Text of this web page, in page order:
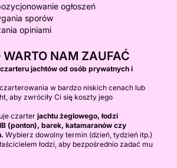
ogłoszeń
sporów
opiniami
WARTO NAM ZAUFAĆ
czarteru jachtów od osób prywatnych i
w bardzo niskich cenach lub
aby zwróciły Ci się koszty jego
czarter jachtu żeglowego, łodzi
(ponton), barek, katamaranów czy
Wybierz dowolny termin (dzień, tydzień itp.)
łodzi, aby bezpośrednio zadać mu